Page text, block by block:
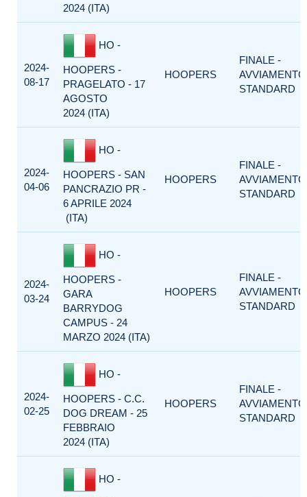
2024 (ITA)
2024-
08-17
HO -
HOOPERS -
PRAGELATO - 17
AGOSTO
2024 (ITA)
HOOPERS
FINALE -
AVVIAMENTO
STANDARD
2024-
04-06
HO -
HOOPERS - SAN
PANCRAZIO PR -
6 APRILE 2024
(ITA)
HOOPERS
FINALE -
AVVIAMENTO
STANDARD
2024-
03-24
HO -
HOOPERS -
GARA
BARRYDOG
CAMPUS - 24
MARZO 2024 (ITA)
HOOPERS
FINALE -
AVVIAMENTO
STANDARD
2024-
02-25
HO -
HOOPERS - C.C.
DOG DREAM - 25
FEBBRAIO
2024 (ITA)
HOOPERS
FINALE -
AVVIAMENTO
STANDARD
HO -